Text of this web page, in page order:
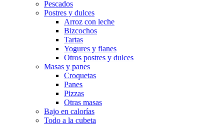
Pescados
Postres y dulces
Arroz con leche
Bizcochos
Tartas
Yogures y flanes
Otros postres y dulces
Masas y panes
Croquetas
Panes
Pizzas
Otras masas
Bajo en calorías
Todo a la cubeta